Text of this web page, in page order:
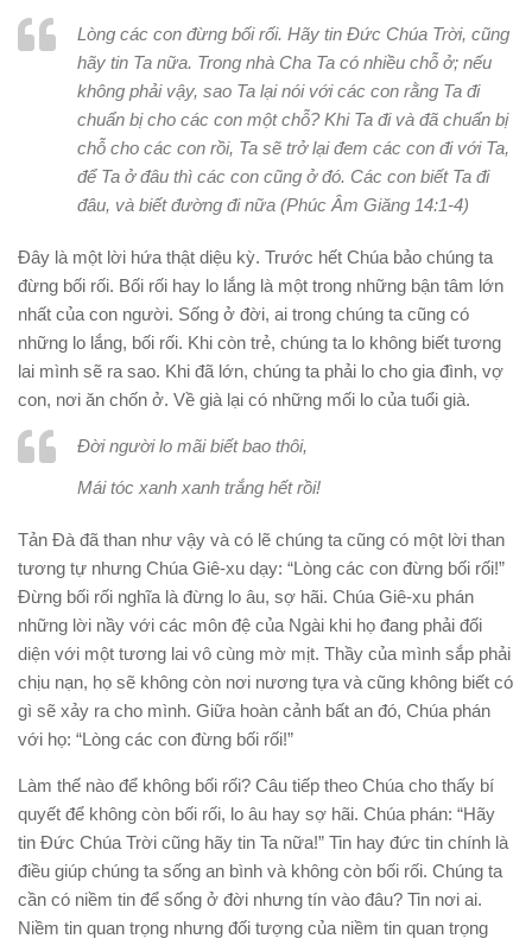
Lòng các con đừng bối rối. Hãy tin Đức Chúa Trời, cũng
hãy tin Ta nữa. Trong nhà Cha Ta có nhiều chỗ ở; nếu
không phải vậy, sao Ta lại nói với các con rằng Ta đi
chuẩn bị cho các con một chỗ? Khi Ta đi và đã chuẩn bị
chỗ cho các con rồi, Ta sẽ trở lại đem các con đi với Ta,
để Ta ở đâu thì các con cũng ở đó. Các con biết Ta đi
đâu, và biết đường đi nữa (Phúc Âm Giăng 14:1-4)
Đây là một lời hứa thật diệu kỳ. Trước hết Chúa bảo chúng ta
đừng bối rối. Bối rối hay lo lắng là một trong những bận tâm lớn
nhất của con người. Sống ở đời, ai trong chúng ta cũng có
những lo lắng, bối rối. Khi còn trẻ, chúng ta lo không biết tương
lai mình sẽ ra sao. Khi đã lớn, chúng ta phải lo cho gia đình, vợ
con, nơi ăn chốn ở. Về già lại có những mối lo của tuổi già.
Đời người lo mãi biết bao thôi,
Mái tóc xanh xanh trắng hết rồi!
Tản Đà đã than như vậy và có lẽ chúng ta cũng có một lời than
tương tự nhưng Chúa Giê-xu dạy: “Lòng các con đừng bối rối!”
Đừng bối rối nghĩa là đừng lo âu, sợ hãi. Chúa Giê-xu phán
những lời nầy với các môn đệ của Ngài khi họ đang phải đối
diện với một tương lai vô cùng mờ mịt. Thầy của mình sắp phải
chịu nạn, họ sẽ không còn nơi nương tựa và cũng không biết có
gì sẽ xảy ra cho mình. Giữa hoàn cảnh bất an đó, Chúa phán
với họ: “Lòng các con đừng bối rối!”
Làm thế nào để không bối rối? Câu tiếp theo Chúa cho thấy bí
quyết để không còn bối rối, lo âu hay sợ hãi. Chúa phán: “Hãy
tin Đức Chúa Trời cũng hãy tin Ta nữa!” Tin hay đức tin chính là
điều giúp chúng ta sống an bình và không còn bối rối. Chúng ta
cần có niềm tin để sống ở đời nhưng tín vào đâu? Tin nơi ai.
Niềm tin quan trọng nhưng đối tượng của niềm tin quan trọng